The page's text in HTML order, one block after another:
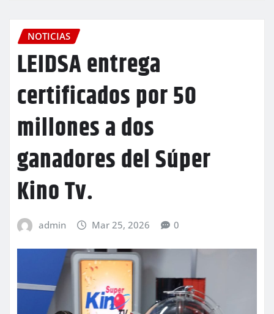
NOTICIAS
LEIDSA entrega
certificados por 50
millones a dos
ganadores del Súper
Kino Tv.
admin Mar 25, 2026 0